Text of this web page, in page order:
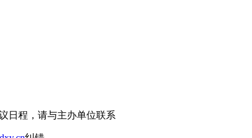
日程，请与主办单位联系